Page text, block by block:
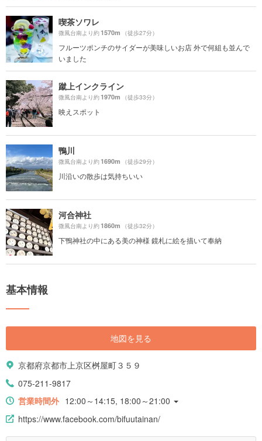
喫茶ソワレ
微風台南より約1570m （徒歩27分）
フルーツポンチのサイダーが美味しいお店 外で何組も並んで
いました
蹴上インクライン
微風台南より約1970m （徒歩33分）
映えスポット
鴨川
微風台南より約1690m （徒歩29分）
川沿いの散歩は気持ちいい
河合神社
微風台南より約1860m （徒歩32分）
下鴨神社の中にある美の神様 鏡札に絵を描いて奉納
基本情報
地図を見る
京都府京都市上京区桝屋町３５９
075-211-9817
営業時間外 12:00～14:15, 18:00～21:00
https://www.facebook.com/bifuutainan/